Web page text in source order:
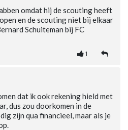
omdat hij de scouting heeft
en de scouting niet bij elkaar
Schuiteman bij FC
1
dat ik ook rekening hield met
dus zou doorkomen in de
zijn qua financieel, maar als je